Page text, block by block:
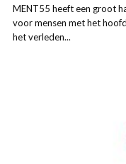
MENT55 heeft een groot
voor mensen met het
het verleden...